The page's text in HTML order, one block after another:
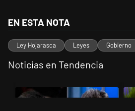
EN ESTA NOTA
Ley Hojarasca Leyes Gobierno
Noticias en Tendencia
Un artículo de tendencia con el títuloUn